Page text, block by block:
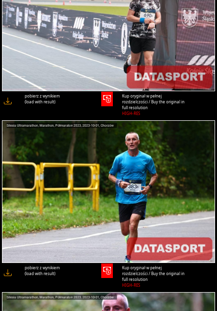
pobierz z wynikiem
(load with result)
Kup oryginał w pełnej
rozdzielczości / Buy the original in
full resolution
HIGH-RES
pobierz z wynikiem
(load with result)
Kup oryginał w pełnej
rozdzielczości / Buy the original in
full resolution
HIGH-RES